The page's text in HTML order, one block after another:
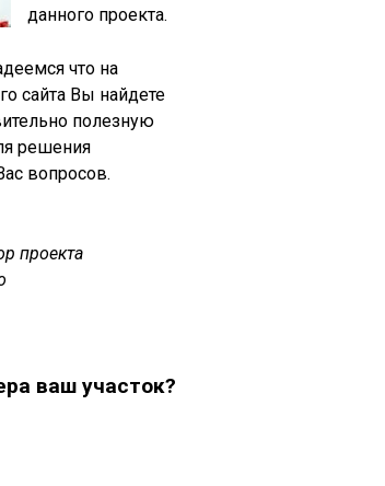
данного проекта.
что на
сайта Вы найдете
полезную
решения
вопросов.
проекта
ваш участок?